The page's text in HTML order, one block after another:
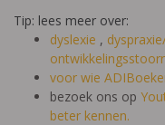
Tip: lees meer over:
dyslexie ,
voor wie
bezoek ons op
beter kennen.